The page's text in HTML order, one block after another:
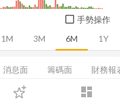
dashboard
登入
1M 3M 6M 1Y
手勢操作
消息面 籌碼面 財務報
基本概況 股利政策